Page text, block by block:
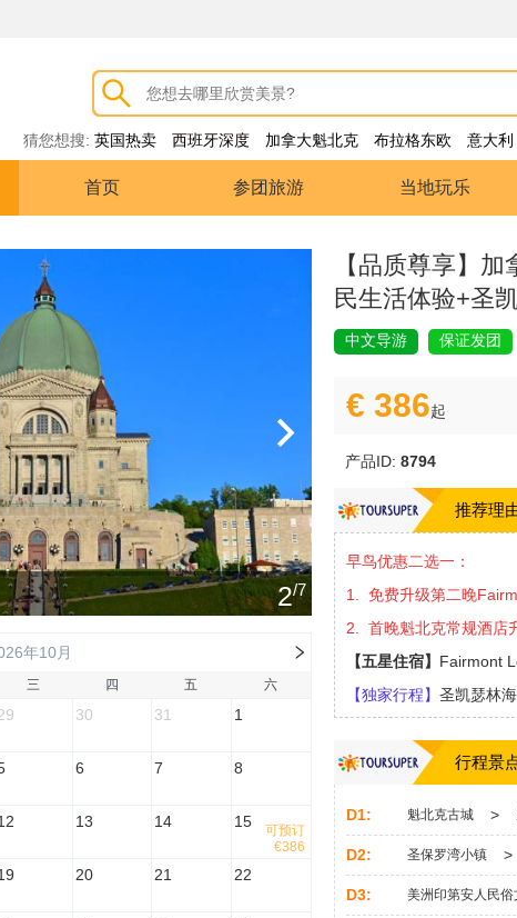
猜您想搜: 英国热卖 西班牙深度 加拿大魁北克 布拉格东欧 意大利
首页 参团旅游 当地玩乐
/7
2
年10月
三 四 五 六
30 31 1
6 7 8
13 14 15
可预订
€386
20 21 22
【品质尊享】
民生活体验+圣
中文导游 保证发团
€ 386起
产品ID: 8794
推荐理
早鸟优惠二选一：
1. 免费升级第二晚
2. 首晚魁北克常规酒店
【五星住宿】 Fairmont
【独家行程】 圣凯瑟林
【舒适出行】
无需早起
放松身心、享受美景，
行程景
D1: 魁北克古城 >
D2: 圣保罗湾小镇 >
D3: 美洲印第安人民俗